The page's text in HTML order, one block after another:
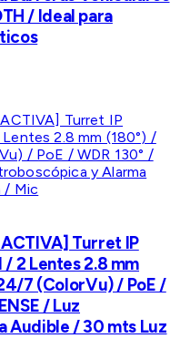
/ Ideal para
Turret IP
2 Lentes 2.8 mm
7 (ColorVu) / PoE /
/ Luz
Audible / 30 mts Luz